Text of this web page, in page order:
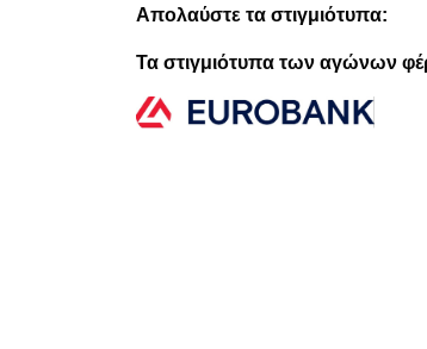
Απολαύστε τα στιγμιότυπα:
Τα στιγμιότυπα των αγώνων